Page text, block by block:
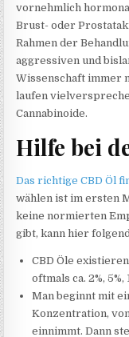
vornehmlich
Brust- oder
Rahmen der
aggressiven und
Wissenschaft immer
laufen
Cannabinoide.
Hilfe bei
Das richtige CBD Öl
wählen ist im ersten
keine normierten
gibt, kann hier
CBD Öle
oftmals ca. 2%, 5%,
Man beginnt mit
Konzentration,
einnimmt. Dann